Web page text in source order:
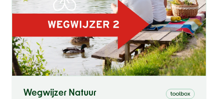
toolbox
Wegwijzer Natuur